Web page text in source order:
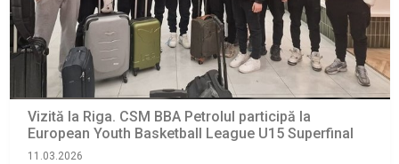
Vizită la Riga. CSM BBA Petrolul participă la
European Youth Basketball League U15 Superfinal
11.03.2026